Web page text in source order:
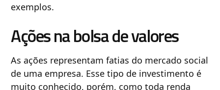
exemplos.
Ações na bolsa de valores
As ações representam fatias do mercado social
de uma empresa. Esse tipo de investimento é
muito conhecido, porém, como toda renda